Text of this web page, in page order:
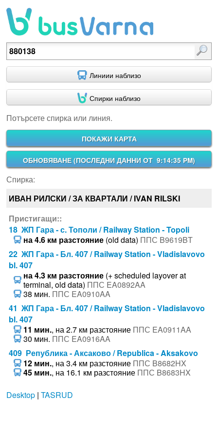
Потърсете спирка или линия.
Линиии наблизо
Спирки наблизо
Потърсете спирка или линия.
ПОКАЖИ КАРТА
ОБНОВЯВАНЕ (ПОСЛЕДНИ ДАННИ ОТ 9:14:35 PM)
Спирка:
ИВАН РИЛСКИ / ЗА КВАРТАЛИ / IVAN RILSKI
Пристигащи::
18 ЖП Гара - с. Тополи / Railway Station - Topoli
на 4.6 км разстояние(old data) ППС B9619BT
22 ЖП Гара - Бл. 407 / Railway Station - Vladislavovo
bl. 407
на 4.3 км разстояние(+ scheduled layover at
terminal, old data) ППС EA0892AA
38 мин. ППС EA0910AA
41 ЖП Гара - Бл. 407 / Railway Station - Vladislavovo
bl. 407
11 мин., на 2.7 км разстояние ППС EA0911AA
30 мин. ППС EA0916AA
409 Република - Аксаково / Republica - Aksakovo
12 мин., на 3.4 км разстояние ППС B8682HX
45 мин., на 16.1 км разстояние ППС B8683HX
Desktop| TASRUD